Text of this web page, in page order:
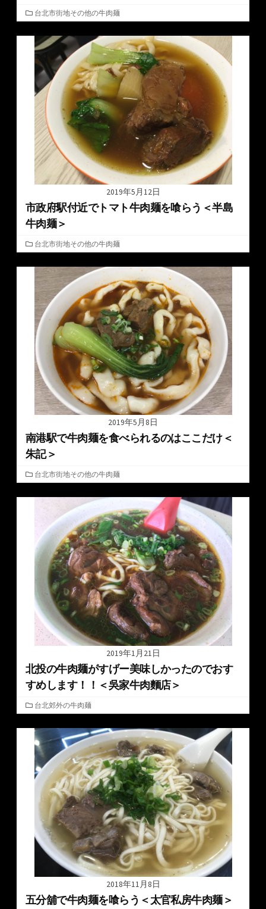
カ
テ
ゴ
リ
ー
台北市街地その他の牛肉麺
2019年5月12日
市政府駅付近でトマト牛肉麺を喰らう＜半島
牛肉麺＞
カ
テ
ゴ
リ
台北市街地その他の牛肉麺
2019年5月8日
南港駅で牛肉麺を食べられるのはここだけ＜
朱記＞
カ
テ
ゴ
台北市街地その他の牛肉麺
2019年1月21日
北投の牛肉麺がすげー美味しかったのでおす
すめします！！＜吳家牛肉麵店＞
カ
テ
ゴ
リ
ー
台北郊外の牛肉麺
2018年11月8日
五分舖で牛肉麺を喰らう＜太官私房牛肉麺＞